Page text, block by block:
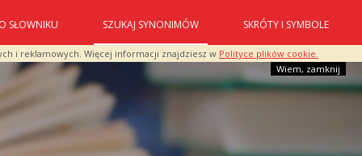
i reklamowych. Więcej informacji znajdziesz w Polityce plików cookie.
Wiem, zamknij
O SŁOWNIKU SZUKAJ SYNONIMÓW SKRÓTY I SYMBOLE